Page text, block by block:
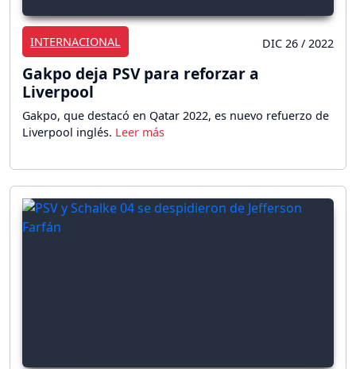
INTERNACIONAL DIC 26 / 2022
Gakpo deja PSV para reforzar a
Liverpool
Gakpo, que destacó en Qatar 2022, es nuevo refuerzo de
Liverpool inglés.